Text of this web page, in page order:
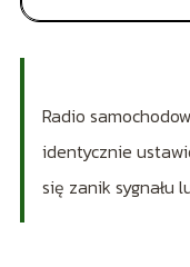
Radio
identycznie
się zanik sygnału